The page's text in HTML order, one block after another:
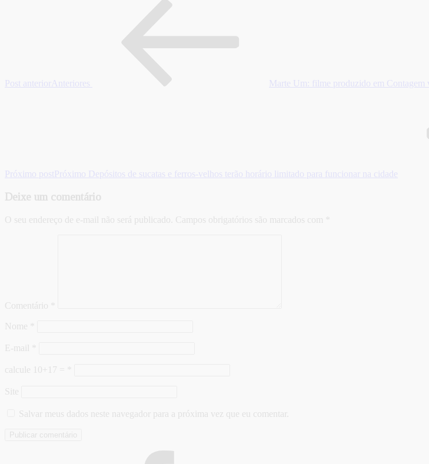
Post anterior Anteriores Marte Um: filme produzido em Contagem
Próximo post Próximo Depósitos de sucatas e ferros-velhos terão horário limitado para funcionar na cidade
Deixe um comentário
O seu endereço de e-mail não será publicado. Campos obrigatórios são marcados com
Comentário
Nome
E-mail
calcule 10+17 =
Site
Salvar meus dados neste navegador para a próxima vez que eu comentar.